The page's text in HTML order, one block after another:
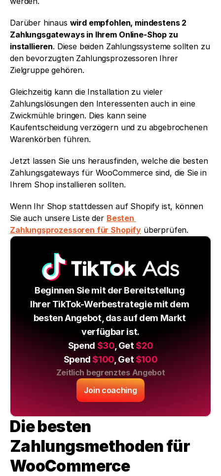
Darüber hinaus wird empfohlen, mindestens 2
Zahlungsgateways in Ihrem Online-Shop zu
installieren. Diese beiden Zahlungssysteme sollten zu
den bevorzugten Zahlungsprozessoren Ihrer
Zielgruppe gehören.
Gleichzeitig kann die Installation zu vieler
Zahlungslösungen den Interessenten auch in eine
Zwickmühle bringen. Dies kann seine
Kaufentscheidung verzögern und zu abgebrochenen
Warenkörben führen.
Jetzt lassen Sie uns herausfinden, welche die besten
Zahlungsgateways für WooCommerce sind, die Sie in
Ihrem Shop installieren sollten.
Wenn Ihr Shop stattdessen auf Shopify ist, können
Sie auch unsere Liste der Besten
Zahlungsprozessoren für Shopify überprüfen.
Beginnen Sie mit der Bereitstellung
Ihrer TikTok-Werbestrategie mit dem
besten Angebot, das auf dem Markt
verfügbar ist.
Spend $30, Get $20
Spend $100 , Get $100
Zeitlich begrenztes Angebot
Join coaching
Die besten
Zahlungsmethoden für
WooCommerce